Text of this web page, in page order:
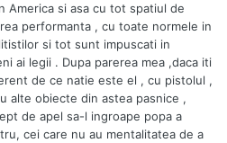
America si asa cu tot spatiul de
performanta , cu toate normele in
si tot sunt impuscati in
ai legii . Dupa parerea mea ,daca iti
de ce natie este el , cu pistolul ,
alte obiecte din astea pasnice ,
de apel sa-l ingroape popa a
cei care nu au mentalitatea de a